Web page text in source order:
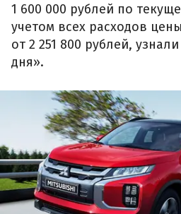
1 600 000 рублей по
учетом всех расходов
от 2 251 800 рублей,
дня».